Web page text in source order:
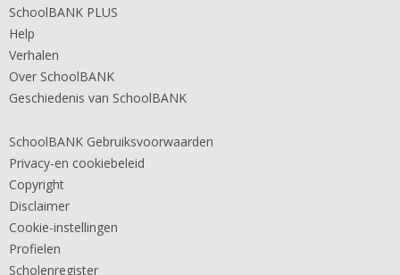
SchoolBANK PLUS
Help
Verhalen
Over SchoolBANK
Geschiedenis van SchoolBANK
SchoolBANK Gebruiksvoorwaarden
Privacy-en cookiebeleid
Copyright
Disclaimer
Cookie-instellingen
Profielen
Scholenregister